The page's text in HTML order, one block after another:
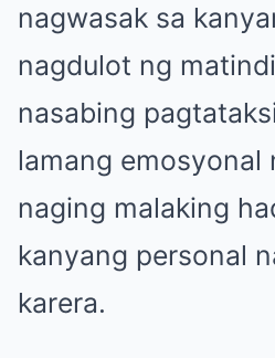
nagwasak sa
nagdulot ng
nasabing
lamang emosyonal
naging malaking
kanyang personal
karera.